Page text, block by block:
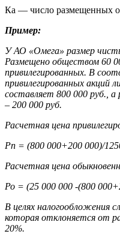
Ка — число размещенных
Пример:
У АО «Омега» размер
Размещено обществом 60
привилегированных. В
привилегированных акций
составляет 800 000 руб., а
– 200 000 руб.
Расчетная цена
Рп = (800 000+200 000)/
Расчетная цена
Ро = (25 000 000 -(800
В целях налогообложения
которая отклоняется от
20%.